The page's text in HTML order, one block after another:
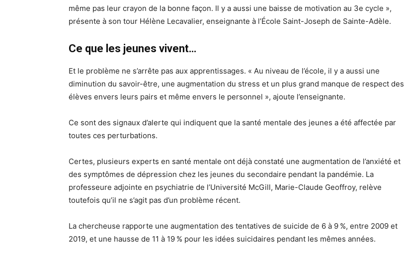
même pas leur crayon de la bonne façon. Il y a aussi une baisse de motivation au 3e cycle »,
présente à son tour Hélène Lecavalier, enseignante à l’École Saint-Joseph de Sainte-Adèle.
Ce que les jeunes vivent…
Et le problème ne s’arrête pas aux apprentissages. « Au niveau de l’école, il y a aussi une
diminution du savoir-être, une augmentation du stress et un plus grand manque de respect des
élèves envers leurs pairs et même envers le personnel », ajoute l’enseignante.
Ce sont des signaux d’alerte qui indiquent que la santé mentale des jeunes a été affectée par
toutes ces perturbations.
Certes, plusieurs experts en santé mentale ont déjà constaté une augmentation de l’anxiété et
des symptômes de dépression chez les jeunes du secondaire pendant la pandémie. La
professeure adjointe en psychiatrie de l’Université McGill, Marie-Claude Geoffroy, relève
toutefois qu’il ne s’agit pas d’un problème récent.
La chercheuse rapporte une augmentation des tentatives de suicide de 6 à 9 %, entre 2009 et
2019, et une hausse de 11 à 19 % pour les idées suicidaires pendant les mêmes années.